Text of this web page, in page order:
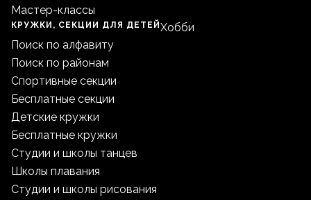
Мастер-классы
КРУЖКИ, СЕКЦИИ ДЛЯ ДЕТЕЙ
Поиск по алфавиту
Поиск по районам
Спортивные секции
Бесплатные секции
Детские кружки
Бесплатные кружки
Студии и школы танцев
Школы плавания
Студии и школы рисования
Хобби